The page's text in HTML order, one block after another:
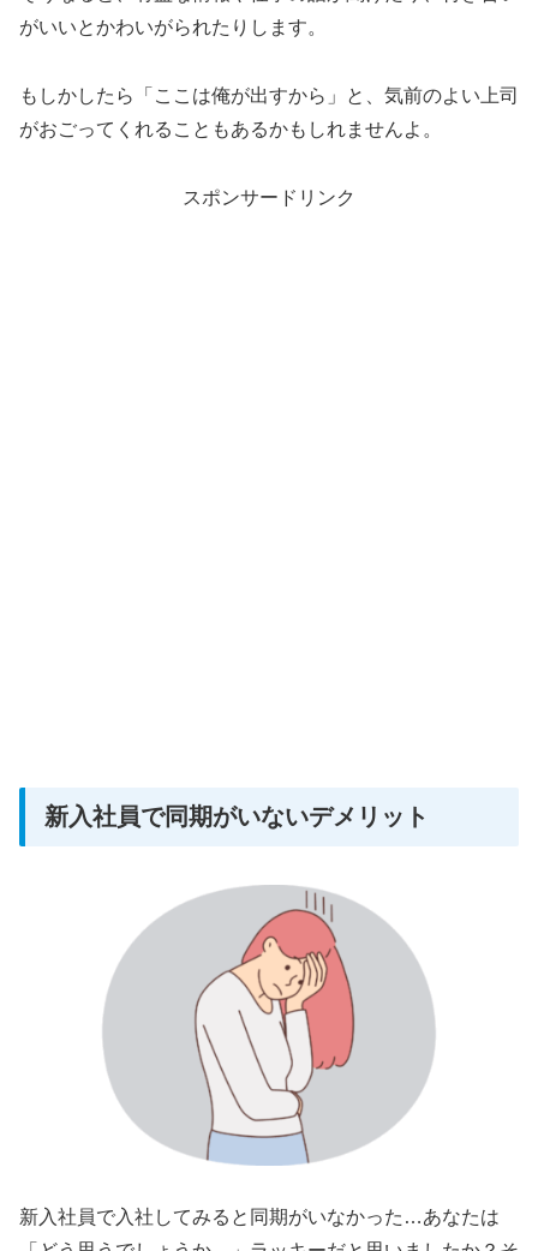
がいいとかわいがられたりします。
もしかしたら「ここは俺が出すから」と、気前のよい上司
がおごってくれることもあるかもしれませんよ。
スポンサードリンク
新入社員で同期がいないデメリット
新入社員で入社してみると同期がいなかった…あなたは